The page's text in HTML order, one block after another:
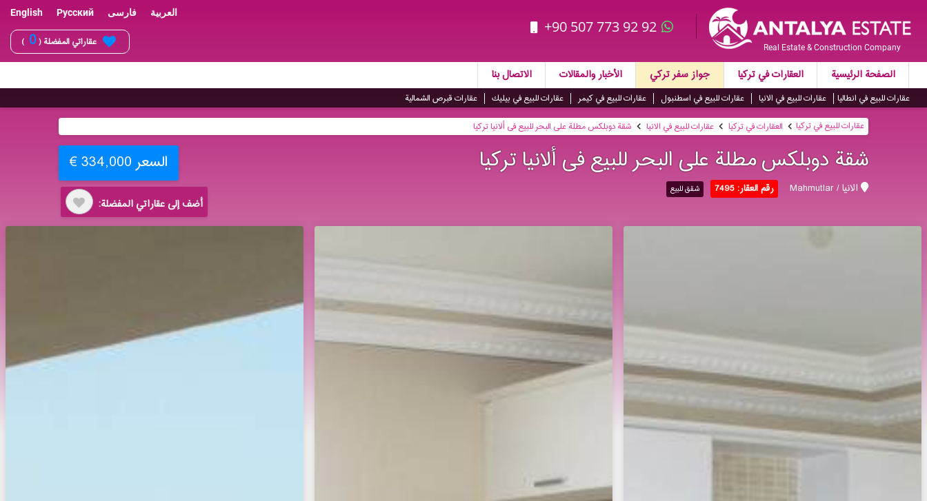
Real Estate & Construction Company
+90 507 773 92 92
English Русский فارسی العربية
عقاراتي المفضلة (0
)
الصفحة الرئيسية العقارات في تركيا جواز سفر تركي الأخبار والمقالات الاتصال بنا
عقارات للبيع في انطاليا عقارات للبيع في الانيا عقارات للبيع في اسطنبول عقارات للبيع في كيمر عقارات للبيع في بيليك
عقارات قبرص الشمالية
عقارات للبيع في تركيا
العقارات في تركيا عقارات للبيع في الانيا شقة دوبلكس مطلة على البحر للبیع فی ألانیا تركیا
شقة دوبلكس مطلة على البحر للبیع فی ألانیا تركیا
الانيا / Mahmutlar رقم العقار: 7495 شقق للبيع
السعر 334,000 €
أضف إلى عقاراتي المفضلة: